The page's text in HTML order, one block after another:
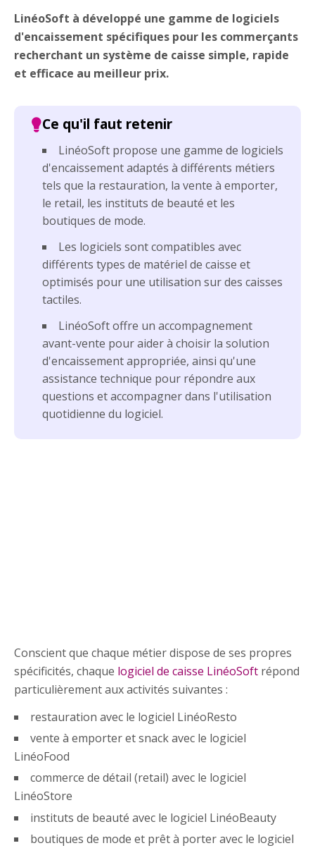
LinéoSoft à développé une gamme de logiciels
d'encaissement spécifiques pour les commerçants
recherchant un système de caisse simple, rapide
et efficace au meilleur prix.
LinéoSoft propose une gamme de logiciels
d'encaissement adaptés à différents métiers
tels que la restauration, la vente à emporter,
le retail, les instituts de beauté et les
boutiques de mode.
Les logiciels sont compatibles avec
différents types de matériel de caisse et
optimisés pour une utilisation sur des caisses
tactiles.
LinéoSoft offre un accompagnement
avant-vente pour aider à choisir la solution
d'encaissement appropriée, ainsi qu'une
assistance technique pour répondre aux
questions et accompagner dans l'utilisation
quotidienne du logiciel.
Conscient que chaque métier dispose de ses propres
spécificités, chaque logiciel de caisse LinéoSoft répond
particulièrement aux activités suivantes :
restauration avec le logiciel LinéoResto
vente à emporter et snack avec le logiciel
LinéoFood
commerce de détail (retail) avec le logiciel
LinéoStore
instituts de beauté avec le logiciel LinéoBeauty
boutiques de mode et prêt à porter avec le logiciel